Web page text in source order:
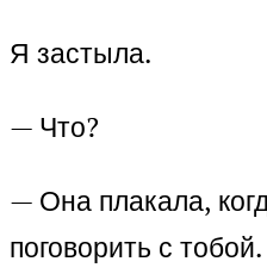
Я застыла.
— Что?
— Она плакала,
поговорить с